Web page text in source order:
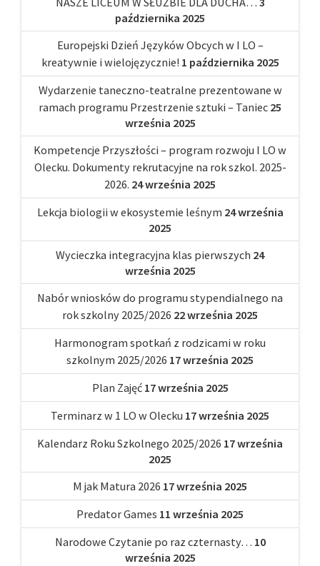
października 2025
Europejski Dzień Języków Obcych w I LO –
kreatywnie i wielojęzycznie! 1 października 2025
Wydarzenie taneczno-teatralne prezentowane w
ramach programu Przestrzenie sztuki – Taniec 25
września 2025
Kompetencje Przyszłości – program rozwoju I LO w
Olecku. Dokumenty rekrutacyjne na rok szkol. 2025-
2026. 24 września 2025
Lekcja biologii w ekosystemie leśnym 24 września
2025
Wycieczka integracyjna klas pierwszych 24
września 2025
Nabór wniosków do programu stypendialnego na
rok szkolny 2025/2026 22 września 2025
Harmonogram spotkań z rodzicami w roku
szkolnym 2025/2026 17 września 2025
Plan Zajęć 17 września 2025
Terminarz w 1 LO w Olecku 17 września 2025
Kalendarz Roku Szkolnego 2025/2026 17 września
2025
M jak Matura 2026 17 września 2025
Predator Games 11 września 2025
Narodowe Czytanie po raz czternasty… 10
września 2025